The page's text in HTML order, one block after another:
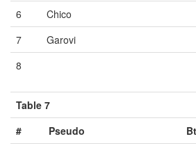
6
Chico
7
Garovi
8
Table 7
#
Pseudo